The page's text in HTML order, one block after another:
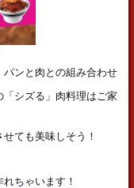
パンと肉との組み合わせ
シズる」肉料理はご家
ても美味しそう！
ちゃいます！